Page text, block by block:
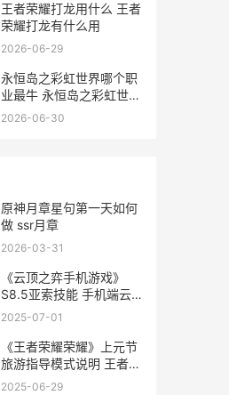
王者荣耀打龙用什么 王者
荣耀打龙有什么用
2026-06-29
永恒岛之彩虹世界哪个职
业最牛 永恒岛之彩虹世界
温泉券在哪里得到
2026-06-30
原神月章星句第一天如何
做 ssr月章
2026-03-31
《云顶之弈手机游戏》
S8.5亚索技能 手机端云
顶之奕
2025-07-01
《王者荣耀荣耀》上元节
旅游指导模式说明 王者荣
耀荣耀之章
2025-06-29